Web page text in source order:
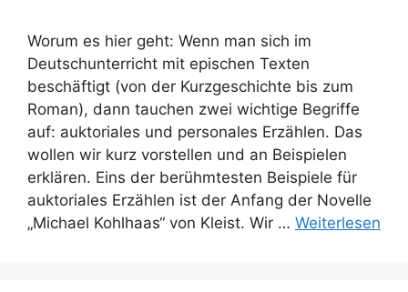
Worum es hier geht: Wenn man sich im
Deutschunterricht mit epischen Texten
beschäftigt (von der Kurzgeschichte bis zum
Roman), dann tauchen zwei wichtige Begriffe
auf: auktoriales und personales Erzählen. Das
wollen wir kurz vorstellen und an Beispielen
erklären. Eins der berühmtesten Beispiele für
auktoriales Erzählen ist der Anfang der Novelle
„Michael Kohlhaas“ von Kleist. Wir … Weiterlesen